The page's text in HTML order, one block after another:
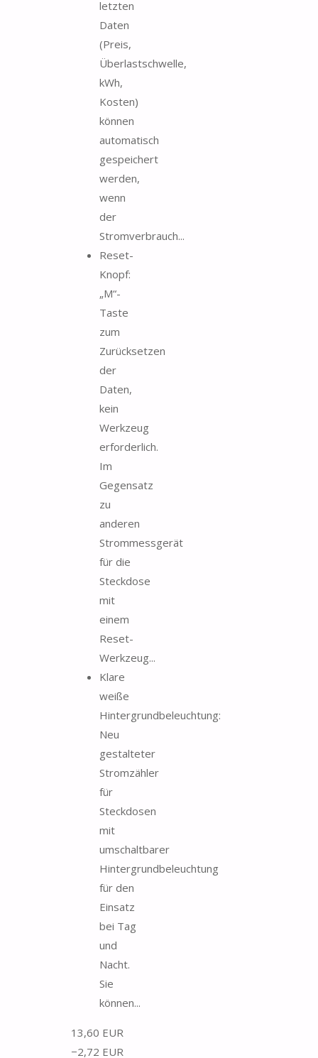
letzten
Daten
(Preis,
Überlastschwelle,
kWh,
Kosten)
können
automatisch
gespeichert
werden,
wenn
der
Stromverbrauch...
Reset-
Knopf:
„M“-
Taste
zum
Zurücksetzen
der
Daten,
kein
Werkzeug
erforderlich.
Im
Gegensatz
zu
anderen
Strommessgerät
für die
Steckdose
mit
einem
Reset-
Werkzeug...
Klare
weiße
Hintergrundbeleuchtung:
Neu
gestalteter
Stromzähler
für
Steckdosen
mit
umschaltbarer
Hintergrundbeleuchtung
für den
Einsatz
bei Tag
und
Nacht.
Sie
können...
13,60 EUR
−2,72 EUR